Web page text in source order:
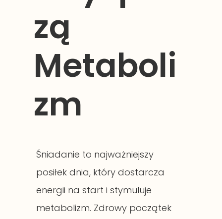
zą
Metaboli
zm
Śniadanie to najważniejszy
posiłek dnia, który dostarcza
energii na start i stymuluje
metabolizm. Zdrowy początek